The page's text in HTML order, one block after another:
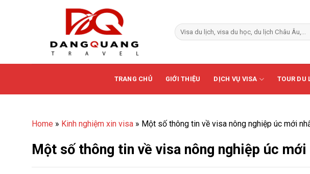
TRANG CHỦ GIỚI THIỆU DỊCH VỤ VISA TOUR DU
Home » Kinh nghiệm xin visa » Một số thông tin về visa nông nghiệp úc mới
Một số thông tin về visa nông nghiệp úc